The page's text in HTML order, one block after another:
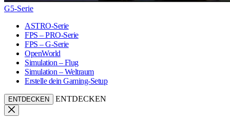
G5-Serie
ASTRO-Serie
FPS – PRO-Serie
FPS – G-Serie
OpenWorld
Simulation – Flug
Simulation – Weltraum
Erstelle dein Gaming-Setup
ENTDECKEN ENTDECKEN